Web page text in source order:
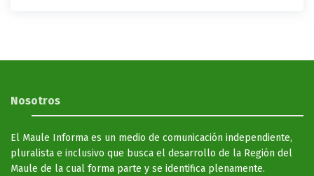
Nosotros
El Maule Informa es un medio de comunicación independiente,
pluralista e inclusivo que busca el desarrollo de la Región del
Maule de la cual forma parte y se identifica plenamente.